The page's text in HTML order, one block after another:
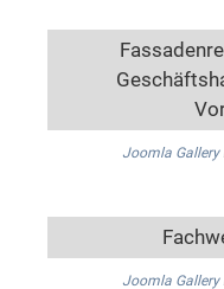
Joomla Gallery
Joomla Gallery